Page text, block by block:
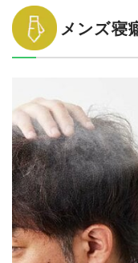
メンズ寝